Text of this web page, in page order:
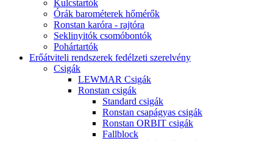
Kulcstartók
Órák barométerek hőmérők
Ronstan karóra - rajtóra
Seklinyitók csomóbontók
Pohártartók
Erőátviteli rendszerek fedélzeti szerelvény
Csigák
LEWMAR Csigák
Ronstan csigák
Standard csigák
Ronstan csapágyas csigák
Ronstan ORBIT csigák
Fallblock